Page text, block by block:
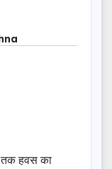
तक हवस का